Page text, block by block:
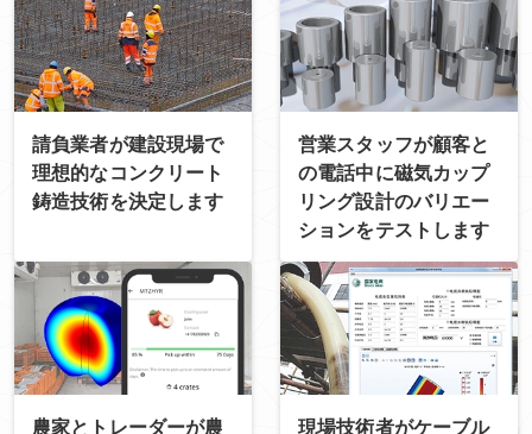
請負業者が建設現場で
理想的なコンクリート
鋳造技術を決定します
営業スタッフが顧客と
の電話中に磁気カップ
リング設計のバリエー
ションをテストします
農家とトレーダーが農
現場技術者がケーブル